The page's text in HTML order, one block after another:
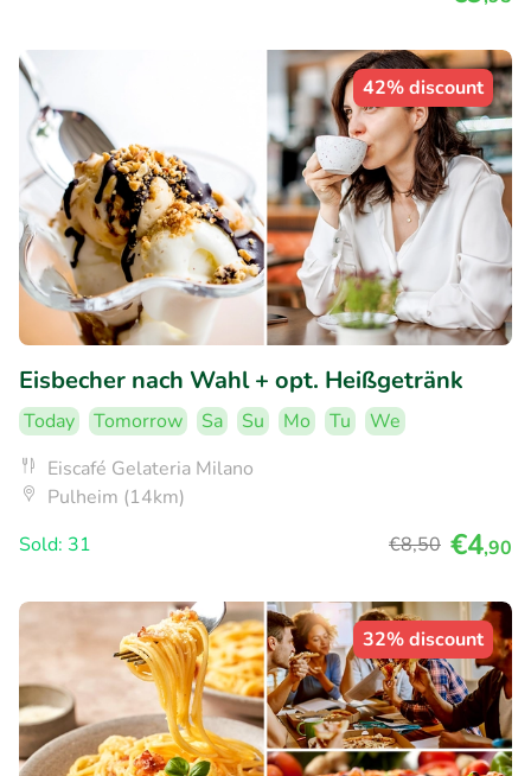
42% discount
Eisbecher nach Wahl + opt. Heißgetränk
Today Tomorrow Sa Su Mo Tu
We
Eiscafé Gelateria Milano
Pulheim (14km)
Sold: 31
€8,50 €4,90
32% discount